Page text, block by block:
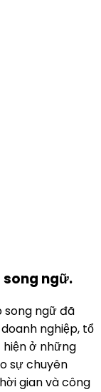
ngữ.
song ngữ đã
nghiệp, tổ
ở những
sự chuyên
gian và công